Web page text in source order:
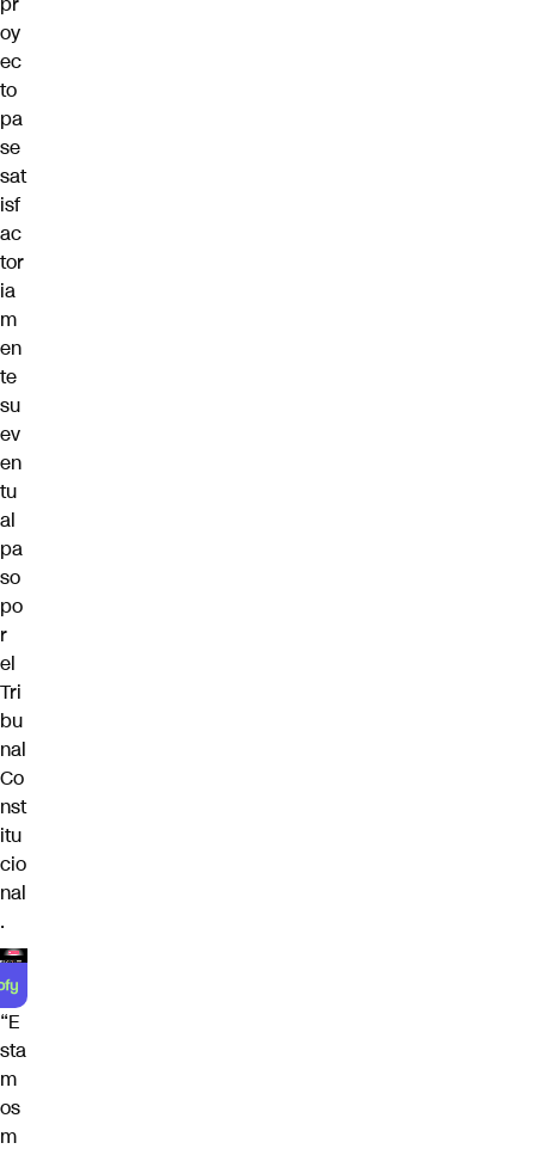
oy
ec
to
pa
se
sat
isf
ac
tor
ia
m
en
te
su
ev
en
tu
al
pa
so
po
r
el
Tri
bu
nal
Co
nst
itu
cio
nal
.
“E
sta
m
os
m